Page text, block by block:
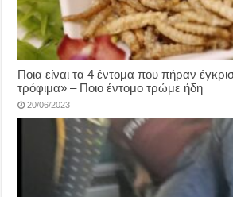
Ποια είναι τα 4 έντομα που πήραν
τρόφιμα» – Ποιο έντομο τρώμε ήδη
20/06/2023